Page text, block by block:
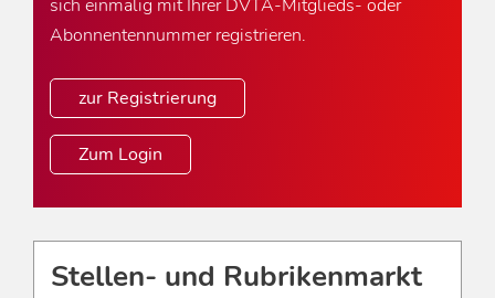
sich einmalig mit Ihrer DVTA-Mitglieds- oder
Abonnentennummer registrieren.
zur Registrierung
Zum Login
Stellen- und Rubrikenmarkt